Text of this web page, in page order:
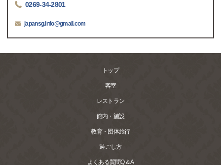
0269-34-2801
japansg.info@gmail.com
トップ
客室
レストラン
館内・施設
教育・団体旅行
過ごし方
よくある質問Q＆A